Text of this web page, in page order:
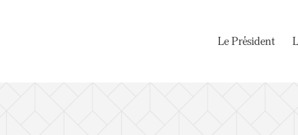
Le Président